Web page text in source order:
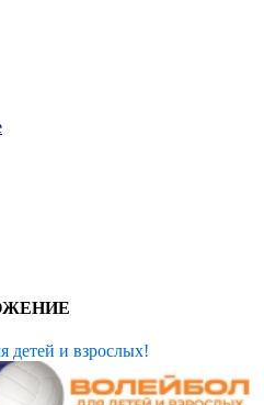
детей и взрослых!